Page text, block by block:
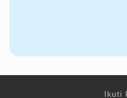
Ikuti